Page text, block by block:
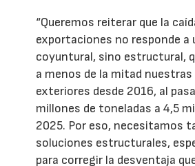
“Queremos reiterar que la
exportaciones no responde a
coyuntural, sino estructural,
a menos de la mitad
exteriores desde 2016, al
millones de toneladas a 4,5
2025. Por eso, necesitamos
soluciones estructurales,
para corregir la desventaja